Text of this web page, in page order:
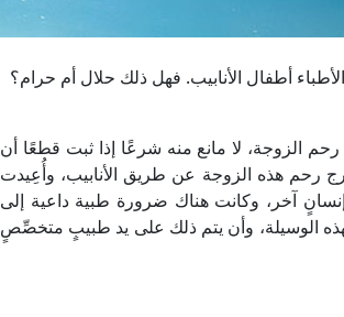
أطفال الأنابيب. فهل ذلك حلال أم حرام؟
الزوجة، لا مانع منه شرعًا إذا ثبت قطعًا أن
رحم هذه الزوجة عن طريق الأنابيب، وأُعِيدت
آخر، وكانت هناك ضرورة طبية داعية إلى
الوسيلة، وأن يتم ذلك على يد طبيبٍ متخصِّصٍ